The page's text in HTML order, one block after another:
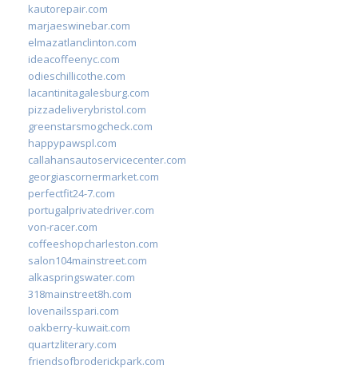
kautorepair.com
marjaeswinebar.com
elmazatlanclinton.com
ideacoffeenyc.com
odieschillicothe.com
lacantinitagalesburg.com
pizzadeliverybristol.com
greenstarsmogcheck.com
happypawspl.com
callahansautoservicecenter.com
georgiascornermarket.com
perfectfit24-7.com
portugalprivatedriver.com
von-racer.com
coffeeshopcharleston.com
salon104mainstreet.com
alkaspringswater.com
318mainstreet8h.com
lovenailsspari.com
oakberry-kuwait.com
quartzliterary.com
friendsofbroderickpark.com